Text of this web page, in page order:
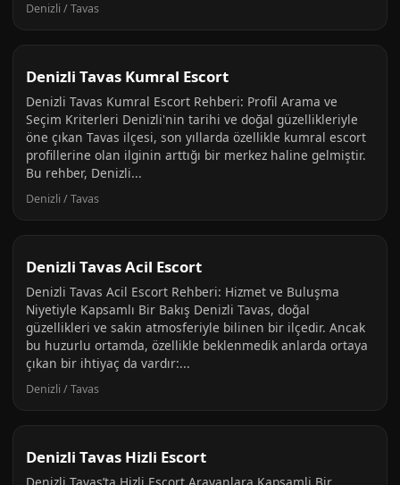
Denizli / Tavas
Denizli Tavas Kumral Escort
Denizli Tavas Kumral Escort Rehberi: Profil Arama ve
Seçim Kriterleri Denizli'nin tarihi ve doğal güzellikleriyle
öne çıkan Tavas ilçesi, son yıllarda özellikle kumral escort
profillerine olan ilginin arttığı bir merkez haline gelmiştir.
Bu rehber, Denizli...
Denizli / Tavas
Denizli Tavas Acil Escort
Denizli Tavas Acil Escort Rehberi: Hizmet ve Buluşma
Niyetiyle Kapsamlı Bir Bakış Denizli Tavas, doğal
güzellikleri ve sakin atmosferiyle bilinen bir ilçedir. Ancak
bu huzurlu ortamda, özellikle beklenmedik anlarda ortaya
çıkan bir ihtiyaç da vardır:...
Denizli / Tavas
Denizli Tavas Hizli Escort